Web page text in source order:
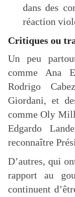
dans des
réaction
Critiques ou
Un peu
comme Ana
Rodrigo
Giordani, et
comme Oly
Edgardo
reconnaître
D’autres, qui
rapport au
continuent